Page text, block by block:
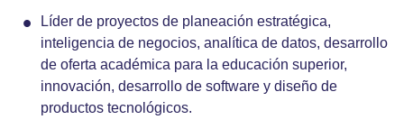
Líder de proyectos de planeación estratégica,
inteligencia de negocios, analítica de datos, desarrollo
de oferta académica para la educación superior,
innovación, desarrollo de software y diseño de
productos tecnológicos.